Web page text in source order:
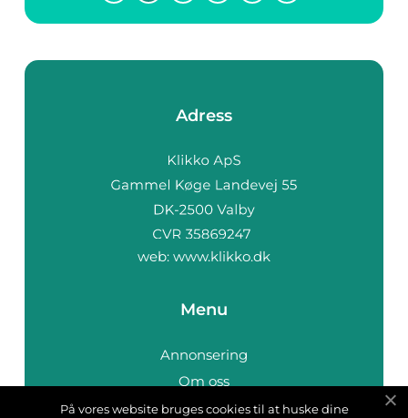
Adress
web: www.klikko.dk
Menu
Annonsering
Om oss
Cookies
På vores website bruges cookies til at huske dine